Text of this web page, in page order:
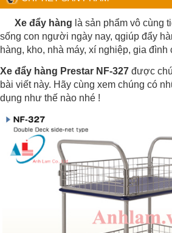
Xe đẩy hàng là sản phẩm vô cùng
sống con người ngày nay, qgiúp đẩy
hàng, kho, nhà máy, xí nghiệp, gia
Xe đẩy hàng Prestar NF-327 được
bài viết này. Hãy cùng xem chúng có
dụng như thế nào nhé !